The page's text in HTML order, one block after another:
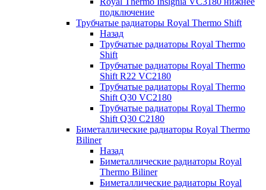
подключение
Трубчатые радиаторы Royal Thermo Shift
Назад
Трубчатые радиаторы Royal Thermo
Shift
Трубчатые радиаторы Royal Thermo
Shift R22 VC2180
Трубчатые радиаторы Royal Thermo
Shift Q30 VC2180
Трубчатые радиаторы Royal Thermo
Shift Q30 C2180
Биметаллические радиаторы Royal Thermo
Biliner
Назад
Биметаллические радиаторы Royal
Thermo Biliner
Биметаллические радиаторы Royal